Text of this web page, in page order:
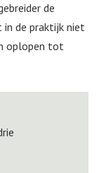
de
in de praktijk niet
oplopen tot